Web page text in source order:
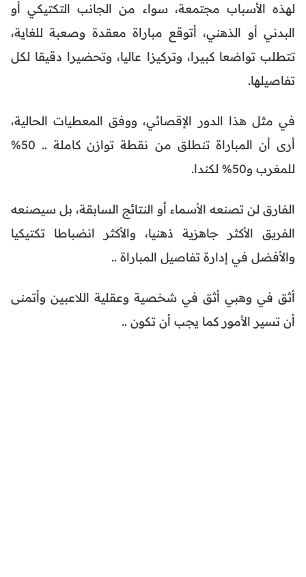
لهذه الأسباب مجتمعة، سواء من الجانب التكتيكي أو
البدني أو الذهني، أتوقع مباراة معقدة وصعبة للغاية،
تتطلب تواضعا كبيرا، وتركيزا عاليا، وتحضيرا دقيقا لكل
تفاصيلها.
في مثل هذا الدور الإقصائي، ووفق المعطيات الحالية،
أرى أن المباراة تنطلق من نقطة توازن كاملة .. 50%
للمغرب و50% لكندا.
الفارق لن تصنعه الأسماء أو النتائج السابقة، بل سيصنعه
الفريق الأكثر جاهزية ذهنيا، والأكثر انضباطا تكتيكيا
والأفضل في إدارة تفاصيل المباراة ..
أثق في وهبي أثق في شخصية وعقلية اللاعبين وأتمنى
أن تسير الأمور كما يجب أن تكون ..